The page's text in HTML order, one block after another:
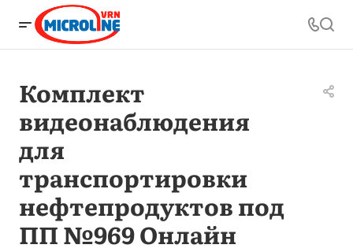
Комплект
видеонаблюдения
для
транспортировки
нефтепродуктов под
ПП №969 Онлайн